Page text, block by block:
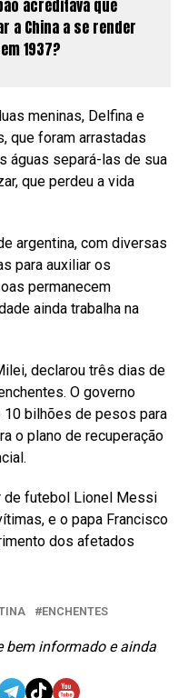
acreditava que
a China a se render
1937?
meninas, Delfina e
que foram arrastadas
águas separá-las de sua
que perdeu a vida
argentina, com diversas
para auxiliar os
permanecem
ainda trabalha na
declarou três dias de
O governo
10 bilhões de pesos para
o plano de recuperação
de futebol Lionel Messi
e o papa Francisco
dos afetados
ENCHENTES
bem informado e ainda